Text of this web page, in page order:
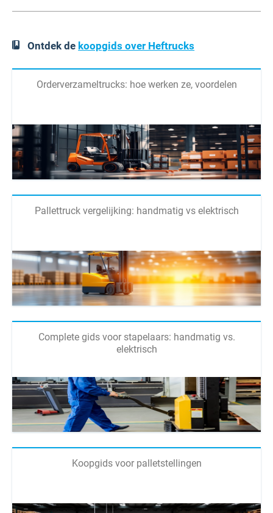
Ontdek de koopgids over Heftrucks
Orderverzameltrucks: hoe werken ze, voordelen
Pallettruck vergelijking: handmatig vs elektrisch
Complete gids voor stapelaars: handmatig vs.
elektrisch
Koopgids voor palletstellingen